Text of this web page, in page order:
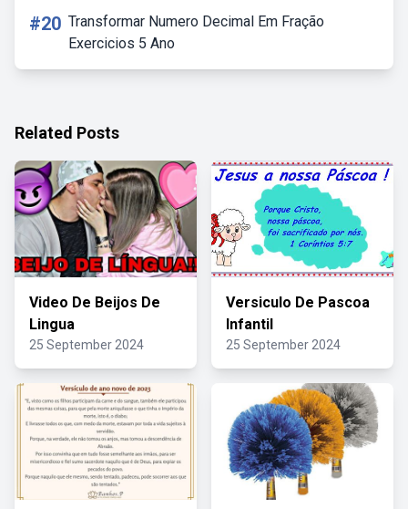
#20 Transformar Numero Decimal Em Fração
Exercicios 5 Ano
Related Posts
Video De Beijos De
Lingua
25 September 2024
Versiculo De Pascoa
Infantil
25 September 2024